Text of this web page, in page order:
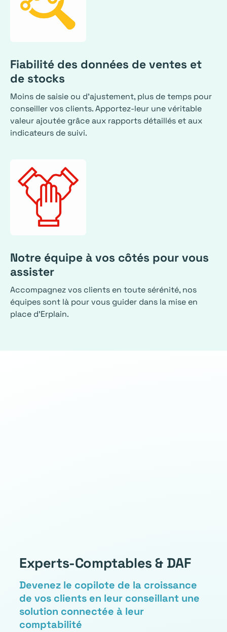
Fiabilité des données de ventes et
de stocks
Moins de saisie ou d'ajustement, plus de temps pour
conseiller vos clients. Apportez-leur une véritable
valeur ajoutée grâce aux rapports détaillés et aux
indicateurs de suivi.
Notre équipe à vos côtés pour vous
assister
Accompagnez vos clients en toute sérénité, nos
équipes sont là pour vous guider dans la mise en
place d'Erplain.
Experts-Comptables & DAF
Devenez le copilote de la croissance
de vos clients en leur conseillant une
solution connectée à leur
comptabilité